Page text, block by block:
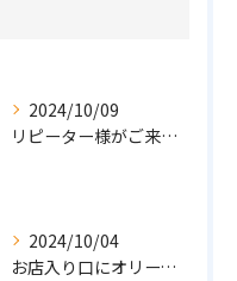
2024/10/09
リピーター様がご来店🌿オーガニックよもぎハーブ蒸し
2024/10/04
お店入り口にオリーブの木を置きました🌲